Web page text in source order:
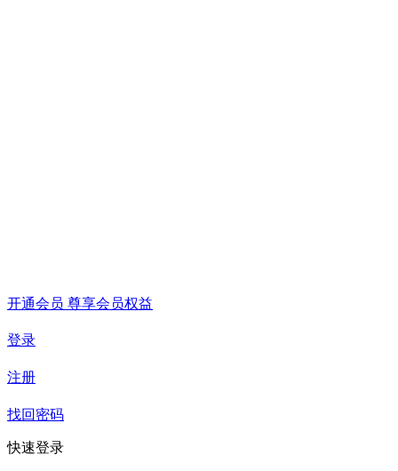
开通会员 尊享会员权益
登录
注册
找回密码
快速登录